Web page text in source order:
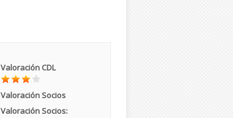
Valoración CDL
Valoración Socios
Valoración Socios: